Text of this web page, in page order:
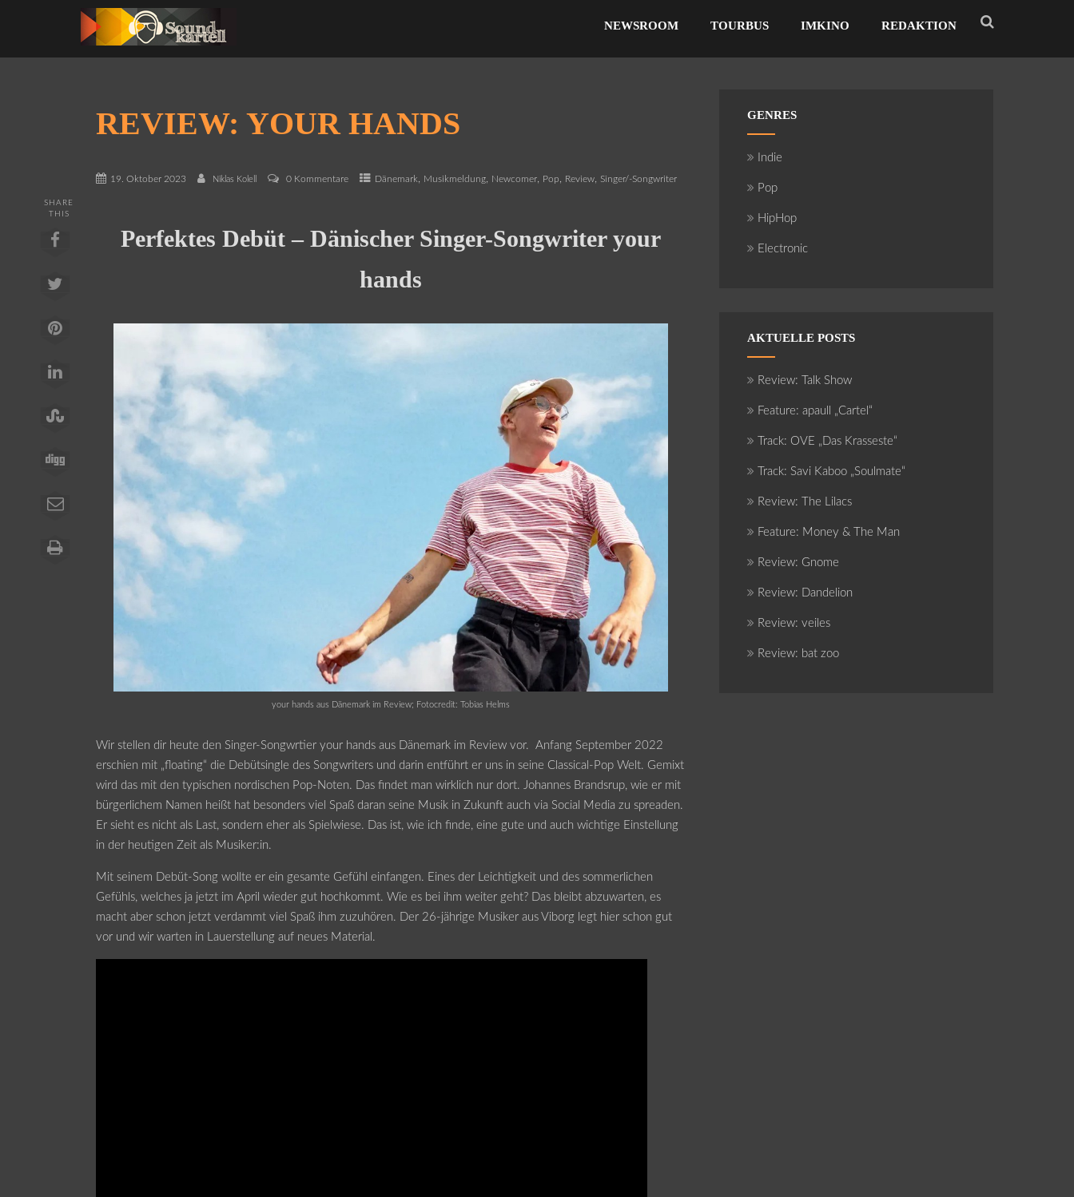
NEWSROOM TOURBUS IMKINO REDAKTION
REVIEW: YOUR HANDS
19. Oktober 2023 Niklas Kolell 0 Kommentare Dänemark, Musikmeldung, Newcomer, Pop, Review, Singer/-Songwriter
SHARE
THIS
Perfektes Debüt – Dänischer Singer-Songwriter your
hands
your hands aus Dänemark im Review; Fotocredit: Tobias Helms
Wir stellen dir heute den Singer-Songwrtier your hands aus Dänemark im Review vor. Anfang September 2022
erschien mit „floating“ die Debütsingle des Songwriters und darin entführt er uns in seine Classical-Pop Welt. Gemixt
wird das mit den typischen nordischen Pop-Noten. Das findet man wirklich nur dort. Johannes Brandsrup, wie er mit
bürgerlichem Namen heißt hat besonders viel Spaß daran seine Musik in Zukunft auch via Social Media zu spreaden.
Er sieht es nicht als Last, sondern eher als Spielwiese. Das ist, wie ich finde, eine gute und auch wichtige Einstellung
in der heutigen Zeit als Musiker:in.
Mit seinem Debüt-Song wollte er ein gesamte Gefühl einfangen. Eines der Leichtigkeit und des sommerlichen
Gefühls, welches ja jetzt im April wieder gut hochkommt. Wie es bei ihm weiter geht? Das bleibt abzuwarten, es
macht aber schon jetzt verdammt viel Spaß ihm zuzuhören. Der 26-jährige Musiker aus Viborg legt hier schon gut
vor und wir warten in Lauerstellung auf neues Material.
GENRES
Indie
Pop
HipHop
Electronic
AKTUELLE POSTS
Review: Talk Show
Feature: apaull „Cartel“
Track: OVE „Das Krasseste“
Track: Savi Kaboo „Soulmate“
Review: The Lilacs
Feature: Money & The Man
Review: Gnome
Review: Dandelion
Review: veiles
Review: bat zoo